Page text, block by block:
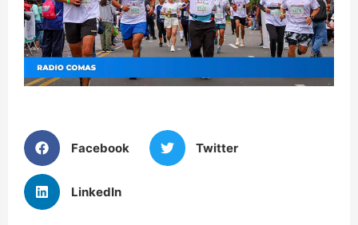
Facebook Twitter
LinkedIn